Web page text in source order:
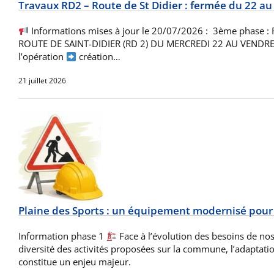
Travaux RD2 – Route de St Didier : fermée du 22
Informations mises à jour le 20/07/2026 : 3ème phase :
ROUTE DE SAINT-DIDIER (RD 2) DU MERCREDI 22 AU
l’opération
création…
21 juillet 2026
Plaine des Sports : un équipement modernisé
Information phase 1
Face à l’évolution des besoins de
diversité des activités proposées sur la commune,
constitue un enjeu majeur.